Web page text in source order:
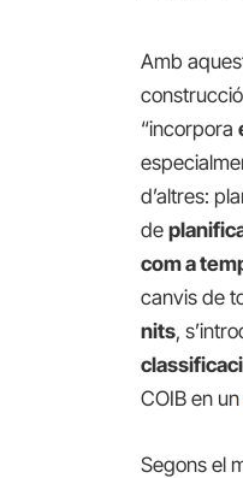
Amb
“incorpora
d’altres:
de
com a
canvis de
nits,
COIB en
Segons el